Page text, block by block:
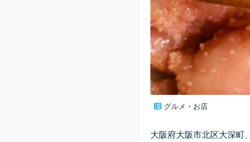
グルメ・お店
大阪府大阪市北区大深